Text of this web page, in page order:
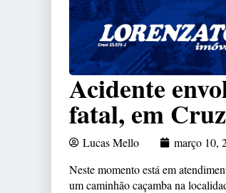
Acidente
fatal, em
Lucas Mello março 10,
Neste momento está em
um caminhão caçamba na